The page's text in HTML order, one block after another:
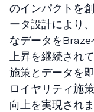
のインパクトを
ータ設計により
なデータを
上昇を継続され
施策とデータを
ロイヤリティ施
向上を実現されま